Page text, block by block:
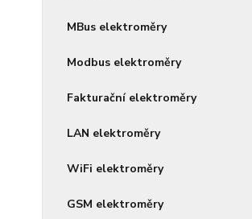
MBus elektroměry
Modbus elektroměry
Fakturační elektroměry
LAN elektroměry
WiFi elektroměry
GSM elektroměry